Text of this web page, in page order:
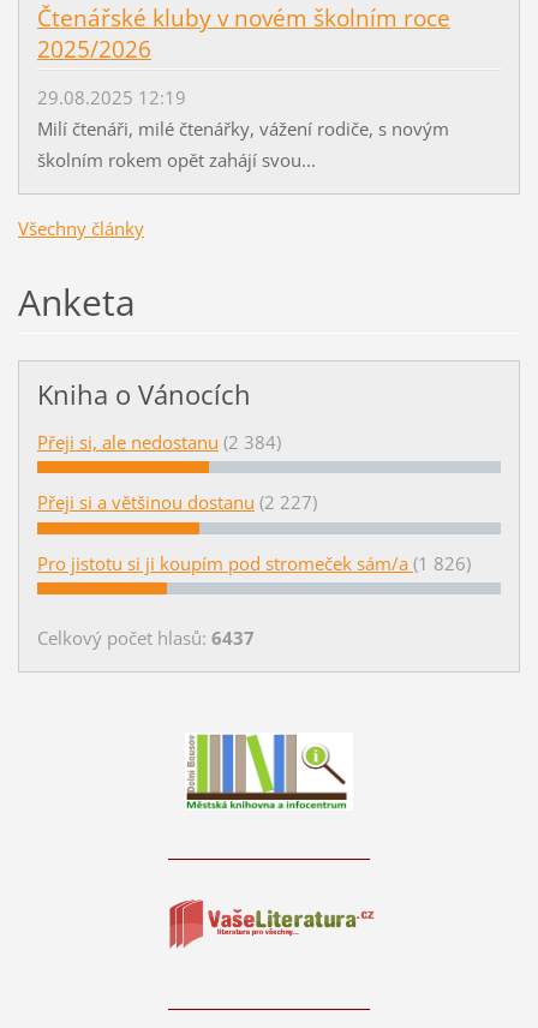
Čtenářské kluby v novém školním roce
2025/2026
29.08.2025 12:19
Milí čtenáři, milé čtenářky, vážení rodiče, s novým
školním rokem opět zahájí svou...
Všechny články
Anketa
Kniha o Vánocích
Přeji si, ale nedostanu (2 384)
Přeji si a většinou dostanu (2 227)
Pro jistotu si ji koupím pod stromeček sám/a (1 826)
Celkový počet hlasů: 6437